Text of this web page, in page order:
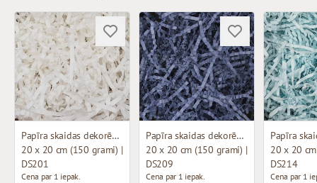
Papīra skaidas dekorēšanai
20 x 20 cm (150 grami) |
DS201
Cena par 1 iepak.
Papīra skaidas dekorēšanai
20 x 20 cm (150 grami) |
DS209
Cena par 1 iepak.
20 x 20
DS214
Cena par 1